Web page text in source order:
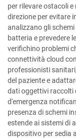
per rilevare ostacoli
direzione per evitare
analizzano gli
batteria e prevedere
verifichino problemi
connettività cloud
professionisti
del paziente e
dati oggettivi raccolti
d'emergenza
presenza di schemi
estende ai sistemi di
dispositivo per sedia